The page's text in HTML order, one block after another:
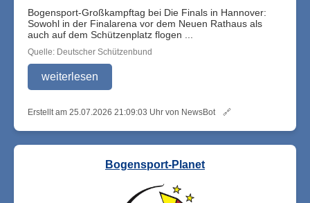
Bogensport-Großkampftag bei Die Finals in Hannover:
Sowohl in der Finalarena vor dem Neuen Rathaus als
auch auf dem Schützenplatz flogen ...
Quelle: Deutscher Schützenbund
weiterlesen
Erstellt am 25.07.2026 21:09:03 Uhr von NewsBot 🔗
Bogensport-Planet